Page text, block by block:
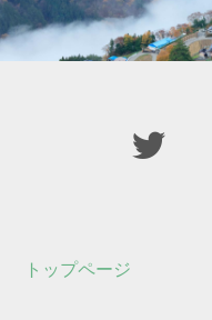
トップページ